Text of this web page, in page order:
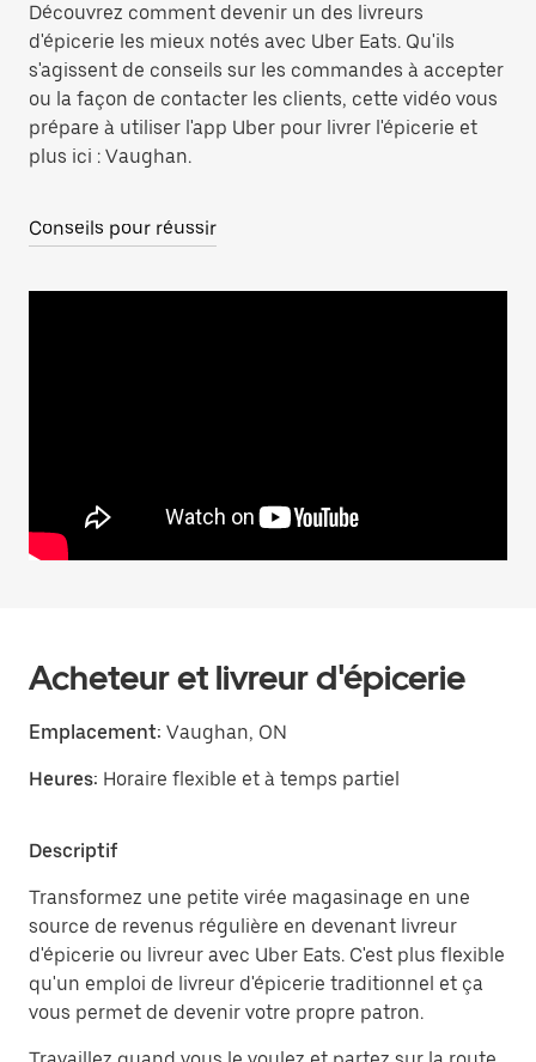
Découvrez comment devenir un des livreurs
d'épicerie les mieux notés avec Uber Eats. Qu'ils
s'agissent de conseils sur les commandes à accepter
ou la façon de contacter les clients, cette vidéo vous
prépare à utiliser l'app Uber pour livrer l'épicerie et
plus ici : Vaughan.
Conseils pour réussir
Acheteur et livreur d'épicerie
Emplacement: Vaughan, ON
Heures: Horaire flexible et à temps partiel
Descriptif
Transformez une petite virée magasinage en une
source de revenus régulière en devenant livreur
d'épicerie ou livreur avec Uber Eats. C'est plus flexible
qu'un emploi de livreur d'épicerie traditionnel et ça
vous permet de devenir votre propre patron.